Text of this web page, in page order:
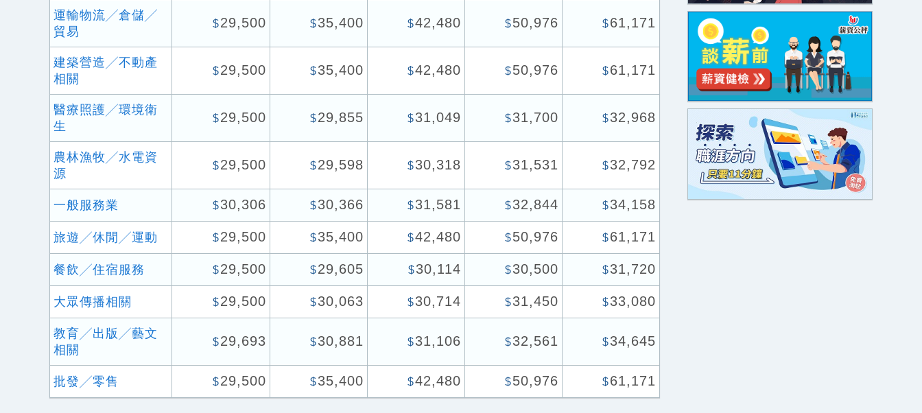
運輸物流╱倉儲╱
貿易
$29,500 $35,400 $42,480 $50,976 $61,171
建築營造╱不動產
相關
$29,500 $35,400 $42,480 $50,976 $61,171
醫療照護╱環境衛
生
$29,500 $29,855 $31,049 $31,700 $32,968
農林漁牧╱水電資
源
$29,500 $29,598 $30,318 $31,531 $32,792
一般服務業 $30,306 $30,366 $31,581 $32,844 $34,158
旅遊╱休閒╱運動 $29,500 $35,400 $42,480 $50,976 $61,171
餐飲╱住宿服務 $29,500 $29,605 $30,114 $30,500 $31,720
大眾傳播相關 $29,500 $30,063 $30,714 $31,450 $33,080
教育╱出版╱藝文
相關
$29,693 $30,881 $31,106 $32,561 $34,645
批發╱零售 $29,500 $35,400 $42,480 $50,976 $61,171